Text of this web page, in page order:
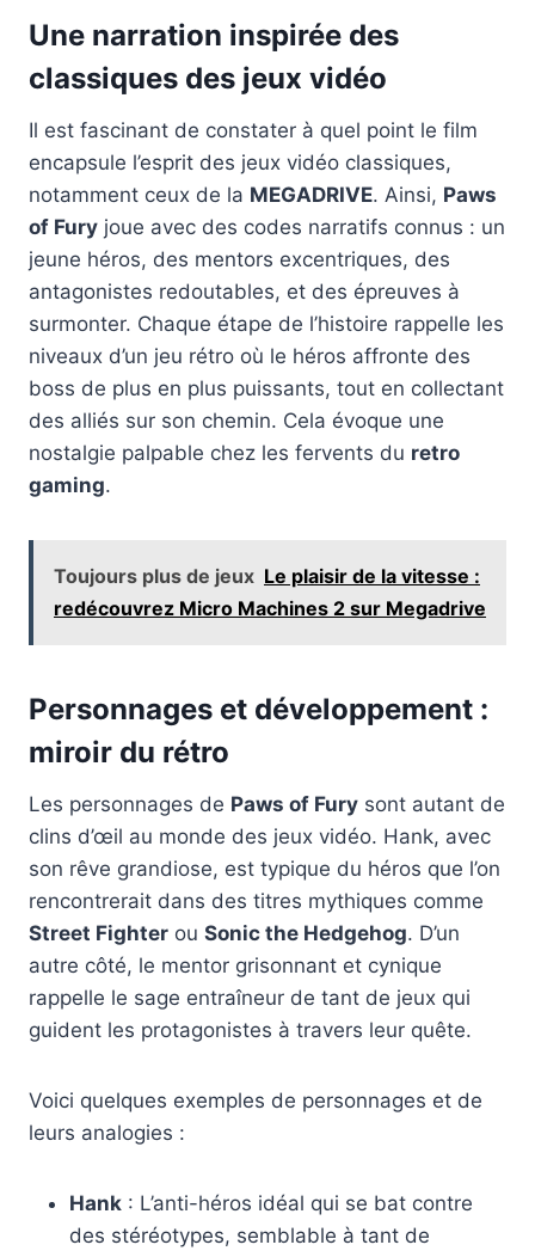
Une narration inspirée des
classiques des jeux vidéo
Il est fascinant de constater à quel point le film
encapsule l’esprit des jeux vidéo classiques,
notamment ceux de la MEGADRIVE. Ainsi, Paws
of Fury joue avec des codes narratifs connus : un
jeune héros, des mentors excentriques, des
antagonistes redoutables, et des épreuves à
surmonter. Chaque étape de l’histoire rappelle les
niveaux d’un jeu rétro où le héros affronte des
boss de plus en plus puissants, tout en collectant
des alliés sur son chemin. Cela évoque une
nostalgie palpable chez les fervents du retro
gaming.
Toujours plus de jeux Le plaisir de la vitesse :
redécouvrez Micro Machines 2 sur Megadrive
Personnages et développement :
miroir du rétro
Les personnages de Paws of Fury sont autant de
clins d’œil au monde des jeux vidéo. Hank, avec
son rêve grandiose, est typique du héros que l’on
rencontrerait dans des titres mythiques comme
Street Fighter ou Sonic the Hedgehog. D’un
autre côté, le mentor grisonnant et cynique
rappelle le sage entraîneur de tant de jeux qui
guident les protagonistes à travers leur quête.
Voici quelques exemples de personnages et de
leurs analogies :
Hank : L’anti-héros idéal qui se bat contre
des stéréotypes, semblable à tant de